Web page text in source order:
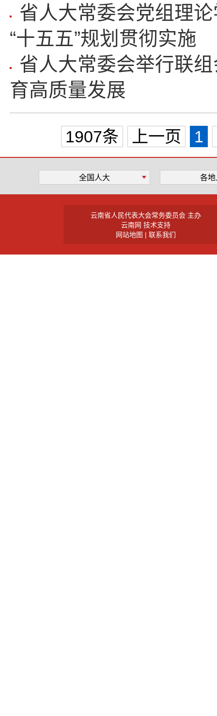
省人大常委会党组理
“十五五”规划贯彻实施
省人大常委会举行联
育高质量发展
1907条 上一页 1
全国人大 各
云南省人民代表大会常务委员会 主办
云南网 技术支持
网站地图 | 联系我们